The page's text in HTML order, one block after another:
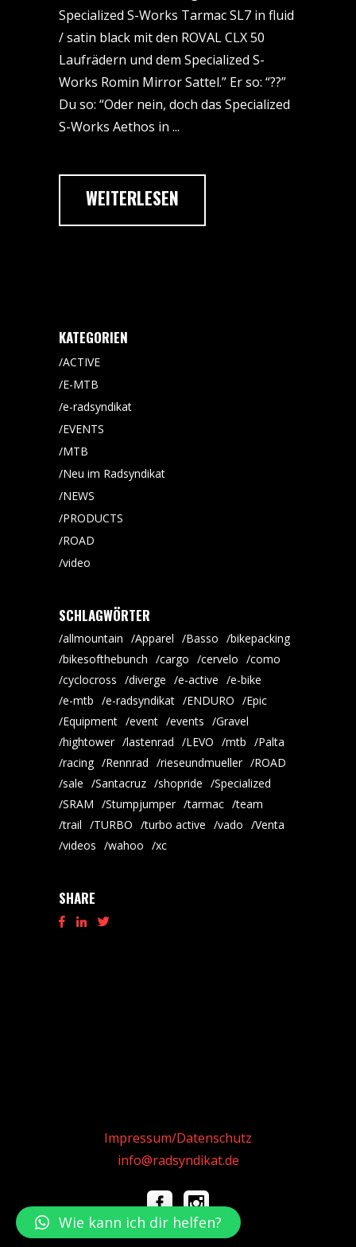
Specialized S-Works Tarmac SL7 in fluid
/ satin black mit den ROVAL CLX 50
Laufrädern und dem Specialized S-
Works Romin Mirror Sattel.” Er so: “??”
Du so: “Oder nein, doch das Specialized
S-Works Aethos in
WEITERLESEN
KATEGORIEN
ACTIVE
E-MTB
e-radsyndikat
EVENTS
MTB
Neu im Radsyndikat
NEWS
PRODUCTS
ROAD
video
SCHLAGWÖRTER
allmountain Apparel Basso
bikepacking
bikesofthebunch
cargo cervelo
como
cyclocross
diverge e-active
e-bike
e-mtb
e-radsyndikat ENDURO
Epic
Equipment
event events
Gravel
hightower
lastenrad LEVO mtb
Palta
racing
Rennrad rieseundmueller
ROAD
sale
Santacruz shopride
Specialized
SRAM
Stumpjumper tarmac
team
trail
TURBO turbo active vado
Venta
videos
wahoo xc
SHARE
Impressum/Datenschutz
info@radsyndikat.de
Wie kann ich dir helfen?